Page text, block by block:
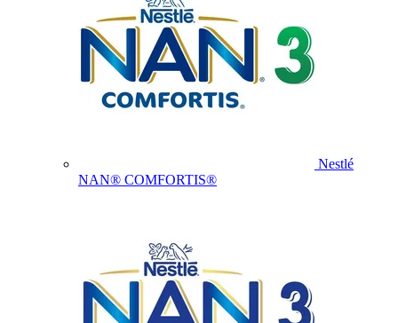
Nestlé
NAN® COMFORTIS®